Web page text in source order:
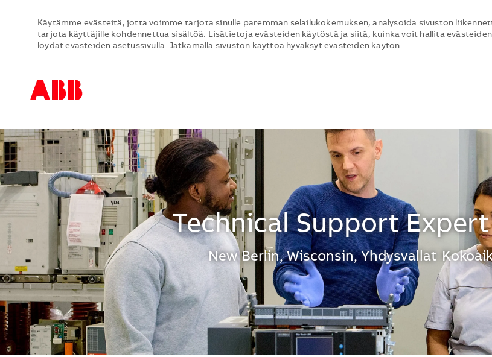
-
-
Käytämme evästeitä, jotta voimme tarjota sinulle paremman selailukokemuksen, analysoida sivuston
tarjota käyttäjille kohdennettua sisältöä. Lisätietoja evästeiden käytöstä ja siitä, kuinka voit hallita
löydät evästeiden asetussivulla. Jatkamalla sivuston käyttöä hyväksyt evästeiden käytön.
Technical Support Expert
Sijainti
New Berlin, Wisconsin, Yhdysvallat